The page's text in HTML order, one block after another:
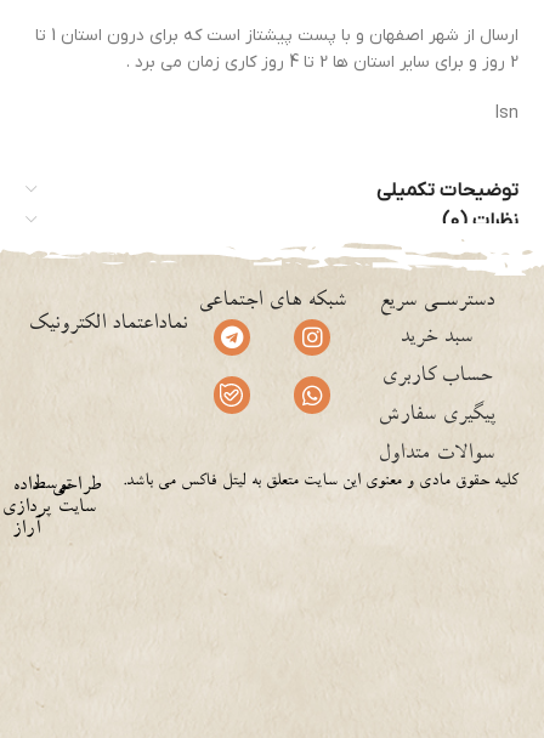
ارسال از شهر اصفهان و با پست پیشتاز است که برای درون استان 1 تا
2 روز و برای سایر استان ها 2 تا 4 روز کاری زمان می برد .
lsn
توضیحات تکمیلی
نظرات (0)
دسترسـی سریع
سبد خرید
حساب کاربری
پیگیری سفارش
سوالات متداول
شبکه های اجتماعی
نماداعتماد الکترونیک
داده
پردازی
آراز
توسططراحی
سایت
کلیه حقوق مادی و معنوی این سایت متعلق به لیتل فاکس می باشد.